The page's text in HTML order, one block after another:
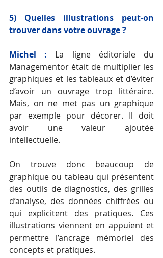
5) Quelles illustrations peut-on
trouver dans votre ouvrage ?
Michel :
La ligne éditoriale du
Managementor était de multiplier les
graphiques et les tableaux et d’éviter
d’avoir un ouvrage trop littéraire.
Mais, on ne met pas un graphique
par exemple pour décorer. Il doit
avoir une valeur ajoutée
intellectuelle.
On trouve donc beaucoup de
graphique ou tableau qui présentent
des outils de diagnostics, des grilles
d’analyse, des données chiffrées ou
qui explicitent des pratiques. Ces
illustrations viennent en appuient et
permettre l’ancrage mémoriel des
concepts et pratiques.